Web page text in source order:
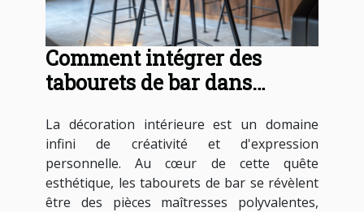
Comment intégrer des
tabourets de bar dans
La décoration intérieure est un domaine
infini de créativité et d'expression
personnelle. Au cœur de cette quête
esthétique, les tabourets de bar se révèlent
être des pièces maîtresses polyvalentes,